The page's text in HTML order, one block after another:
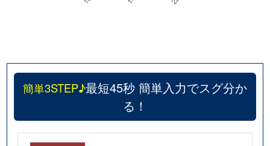
簡単3STEP♪最短45秒 簡単入力でスグ分か
る！